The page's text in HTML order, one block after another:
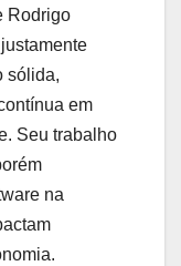
Rodrigo
sólida,
em
Seu trabalho
na